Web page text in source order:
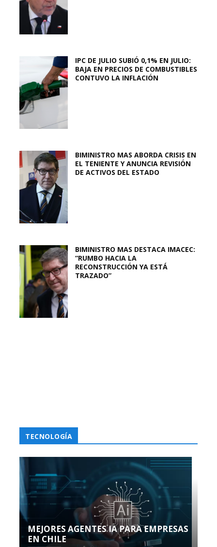
IPC DE JULIO SUBIÓ 0,1% EN JULIO:
BAJA EN PRECIOS DE COMBUSTIBLES
CONTUVO LA INFLACIÓN
BIMINISTRO MAS ABORDA CRISIS EN
EL TENIENTE Y ANUNCIA REVISIÓN
DE ACTIVOS DEL ESTADO
BIMINISTRO MAS DESTACA IMACEC:
“RUMBO HACIA LA
RECONSTRUCCIÓN YA ESTÁ
TRAZADO”
TECNOLOGÍA
MEJORES AGENTES IA PARA EMPRESAS
EN CHILE